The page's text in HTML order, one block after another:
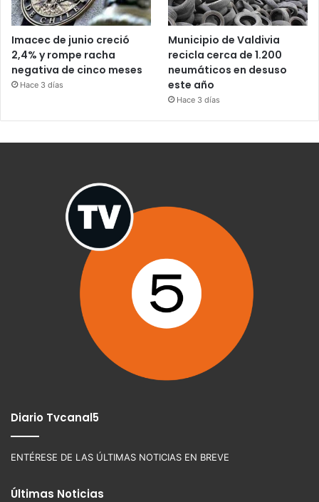
Imacec de junio creció
2,4% y rompe racha
negativa de cinco meses
Hace 3 días
Municipio de Valdivia
recicla cerca de 1.200
neumáticos en desuso
este año
Hace 3 días
Diario Tvcanal5
ENTÉRESE DE LAS ÚLTIMAS NOTICIAS EN BREVE
Últimas Noticias